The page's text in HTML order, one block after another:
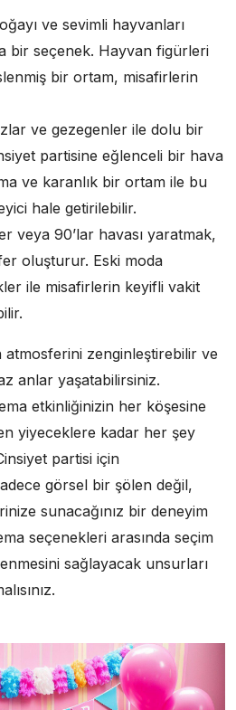
ve sevimli hayvanları
bir seçenek. Hayvan figürleri
bir ortam, misafirlerin
ve gezegenler ile dolu bir
partisine eğlenceli bir hava
ve karanlık bir ortam ile bu
hale getirilebilir.
veya 90’lar havası yaratmak,
oluşturur. Eski moda
ile misafirlerin keyifli vakit
zenginleştirebilir ve
anlar yaşatabilirsiniz.
etkinliğinizin her köşesine
yiyeceklere kadar her şey
partisi için
görsel bir şölen değil,
sunacağınız bir deneyim
seçenekleri arasında seçim
sağlayacak unsurları